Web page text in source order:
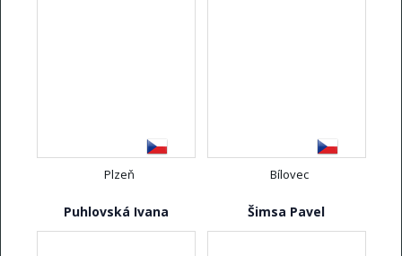
Plzeň Bílovec
Puhlovská Ivana Šimsa Pavel